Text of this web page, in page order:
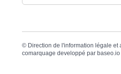
© Direction de l'information légale et
comarquage developpé par baseo.io